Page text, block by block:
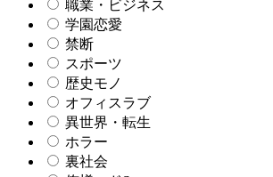
職業・ビジネス
学園恋愛
禁断
スポーツ
歴史モノ
オフィスラブ
異世界・転生
ホラー
裏社会